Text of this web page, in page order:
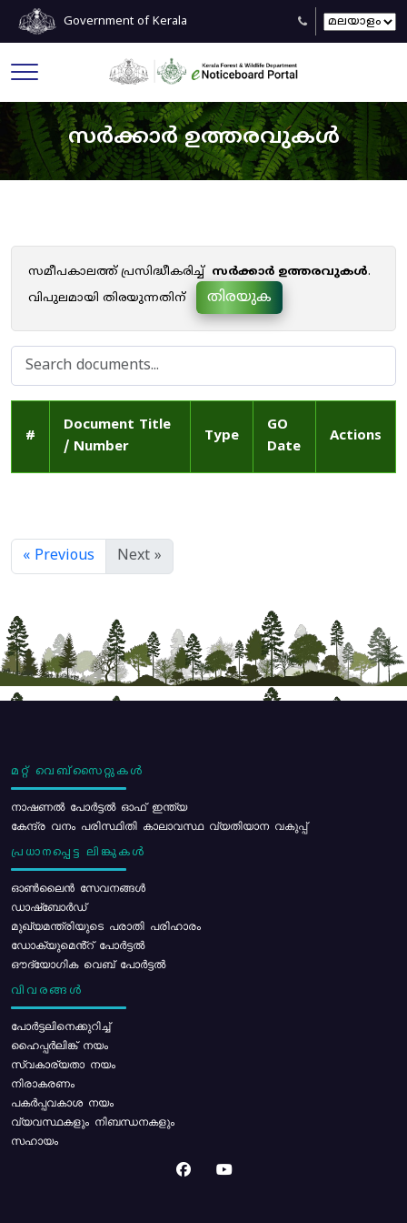
Government of Kerala
സർക്കാർ ഉത്തരവുകൾ
സമീപകാലത്ത് പ്രസിദ്ധീകരിച്ച് സർക്കാർ ഉത്തരവുകൾ.
വിപുലമായി തിരയുന്നതിന്
തിരയുക
#
Document Title
/ Number
Type
GO
Date
Actions
« Previous Next »
മറ്റ് വെബ്സൈറ്റുകൾ
നാഷണൽ പോർട്ടൽ ഓഫ് ഇന്ത്യ
കേന്ദ്ര വനം പരിസ്ഥിതി കാലാവസ്ഥ വ്യതിയാന വകുപ്പ്
പ്രധാനപ്പെട്ട ലിങ്കുകൾ
ഓൺലൈൻ സേവനങ്ങൾ
ഡാഷ്ബോർഡ്
മുഖ്യമന്ത്രിയുടെ പരാതി പരിഹാരം
ഡോക്യുമെൻ്റ് പോർട്ടൽ
ഔദ്യോഗിക വെബ് പോർട്ടൽ
വിവരങ്ങൾ
പോര്‍ട്ടലിനെക്കുറിച്ച്
ഹൈപ്പർലിങ്ക് നയം
സ്വകാര്യതാ നയം
നിരാകരണം
പകർപ്പവകാശ നയം
വ്യവസ്ഥകളും നിബന്ധനകളും
സഹായം